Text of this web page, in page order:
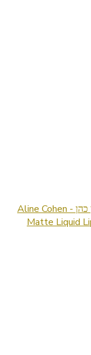
קולקציית השפתונים של אלין כהן - Aline Cohen
Matte Liquid